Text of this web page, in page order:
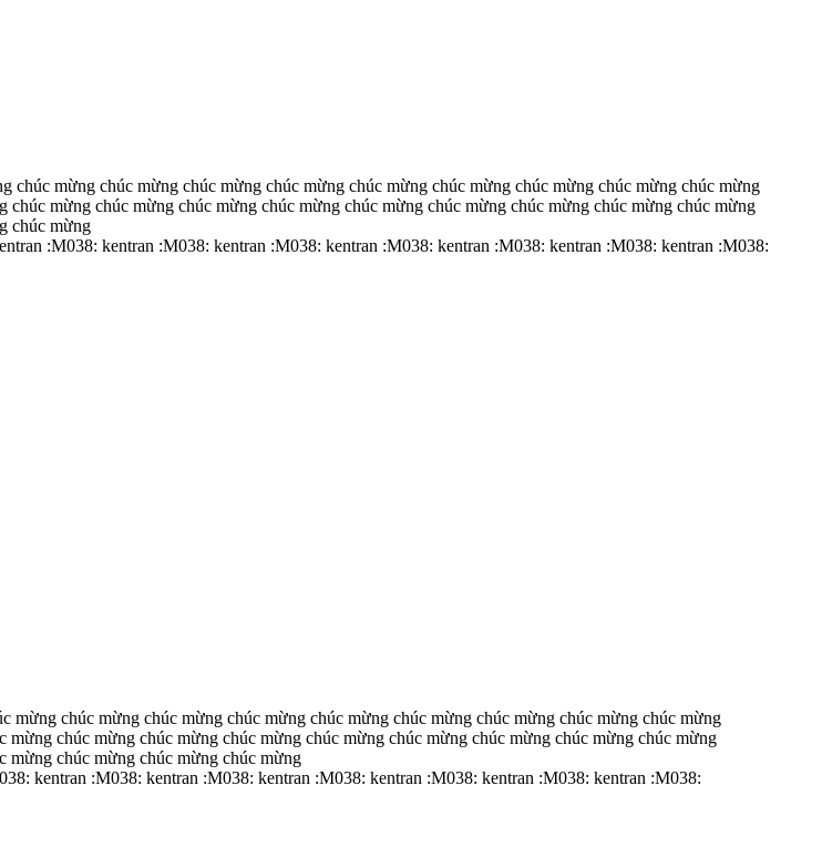
mừng chúc mừng chúc mừng chúc mừng chúc mừng chúc mừng chúc mừng chúc mừng chúc mừng
mừng chúc mừng chúc mừng chúc mừng chúc mừng chúc mừng chúc mừng chúc mừng chúc mừng
chúc mừng
:M038: kentran :M038: kentran :M038: kentran :M038: kentran :M038: kentran :M038: kentran :M038:
chúc mừng chúc mừng chúc mừng chúc mừng chúc mừng chúc mừng chúc mừng chúc mừng
chúc mừng chúc mừng chúc mừng chúc mừng chúc mừng chúc mừng chúc mừng chúc mừng
mừng chúc mừng chúc mừng chúc mừng
kentran :M038: kentran :M038: kentran :M038: kentran :M038: kentran :M038: kentran :M038: